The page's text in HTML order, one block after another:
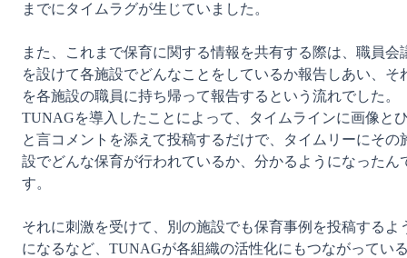
までにタイムラグが生じていました。
また、これまで保育に関する情報を共有する際は、職員会
を設けて各施設でどんなことをしているか報告しあい、そ
を各施設の職員に持ち帰って報告するという流れでした。
TUNAGを導入したことによって、タイムラインに画像と
と言コメントを添えて投稿するだけで、タイムリーにその
設でどんな保育が行われているか、分かるようになったん
す。
それに刺激を受けて、別の施設でも保育事例を投稿するよ
になるなど、TUNAGが各組織の活性化にもつながってい